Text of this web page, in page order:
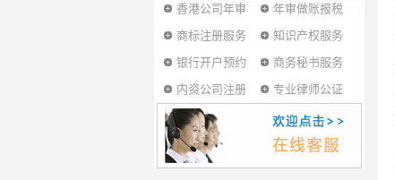
香港公司年审
年审做账报税
商标注册服务
知识产权服务
银行开户预约
商务秘书服务
内资公司注册
专业律师公证